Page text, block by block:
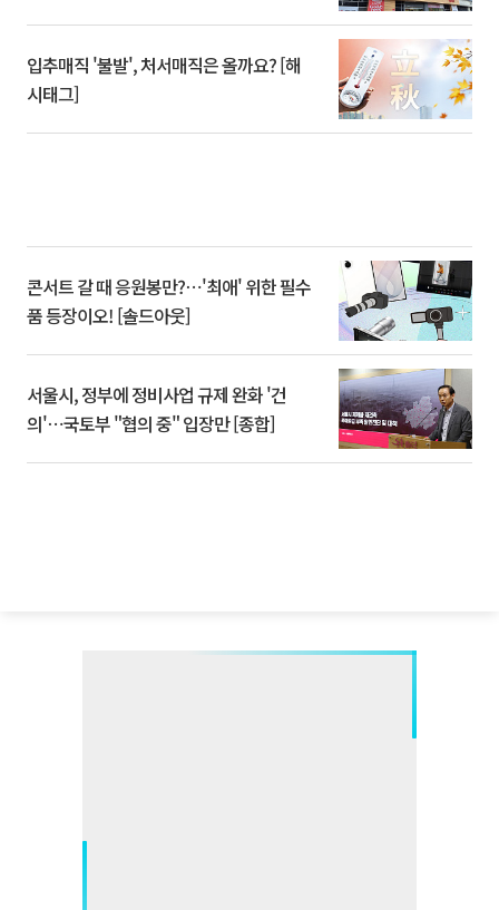
입추매직 '불발', 처서매직은 올까요? [해
시태그]
콘서트 갈 때 응원봉만?⋯'최애' 위한 필수
품 등장이오! [솔드아웃]
서울시, 정부에 정비사업 규제 완화 '건
의'⋯국토부 "협의 중" 입장만 [종합]